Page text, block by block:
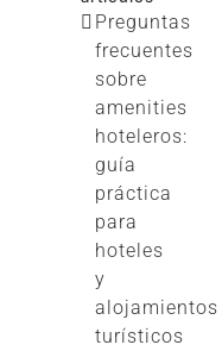
Preguntas
frecuentes
sobre
amenities
hoteleros:
guía
práctica
para
hoteles
y
alojamientos
turísticos